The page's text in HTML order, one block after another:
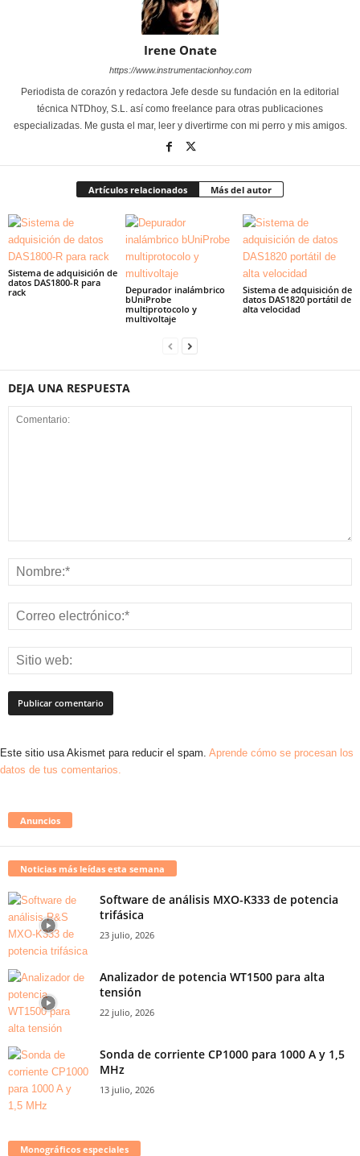
Irene Onate
https://www.instrumentacionhoy.com
Periodista de corazón y redactora Jefe desde su fundación en la editorial
técnica NTDhoy, S.L. así como freelance para otras publicaciones
especializadas. Me gusta el mar, leer y divertirme con mi perro y mis amigos.
Artículos relacionados Más del autor
Sistema de adquisición de
datos DAS1800-R para
rack
Depurador inalámbrico
bUniProbe
multiprotocolo y
multivoltaje
Sistema de adquisición de
datos DAS1820 portátil de
alta velocidad
DEJA UNA RESPUESTA
Este sitio usa Akismet para reducir el spam. Aprende cómo se procesan los
datos de tus comentarios.
Anuncios
Noticias más leídas esta semana
Software de análisis MXO-K333 de potencia
trifásica
23 julio, 2026
Analizador de potencia WT1500 para alta
tensión
22 julio, 2026
Sonda de corriente CP1000 para 1000 A y 1,5
MHz
13 julio, 2026
Monográficos especiales